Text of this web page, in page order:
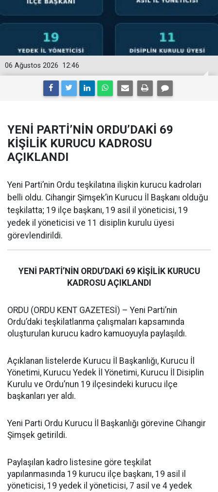
12:46
06 Ağustos 2026
YENİ PARTİ’NİN ORDU’DAKİ 69
KİŞİLİK KURUCU KADROSU
AÇIKLANDI
Yeni Parti’nin Ordu teşkilatına ilişkin kurucu kadroları
belli oldu. Cihangir Şimşek’in Kurucu İl Başkanı olduğu
teşkilatta; 19 ilçe başkanı, 19 asil il yöneticisi, 19
yedek il yöneticisi ve 11 disiplin kurulu üyesi
görevlendirildi.
YENİ PARTİ’NİN ORDU’DAKİ 69 KİŞİLİK KURUCU
KADROSU AÇIKLANDI
ORDU (ORDU KENT GAZETESİ) – Yeni Parti’nin
Ordu’daki teşkilatlanma çalışmaları kapsamında
oluşturulan kurucu kadro kamuoyuyla paylaşıldı.
Açıklanan listelerde Kurucu İl Başkanlığı, Kurucu İl
Yönetimi, Kurucu Yedek İl Yönetimi, Kurucu İl Disiplin
Kurulu ve Ordu’nun 19 ilçesindeki kurucu ilçe
başkanları yer aldı.
Yeni Parti Ordu Kurucu İl Başkanlığı görevine Cihangir
Şimşek getirildi.
Paylaşılan kadro listesine göre teşkilat
yapılanmasında 19 kurucu ilçe başkanı, 19 asil il
yöneticisi, 19 yedek il yöneticisi, 7 asil ve 4 yedek